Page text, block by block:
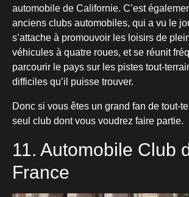
automobile de Californie. C’est
anciens clubs automobiles, qui a vu le
s’attache à promouvoir les loisirs de
véhicules à quatre roues, et se réunit
parcourir le pays sur les pistes tout-
difficiles qu’il puisse trouver.
Donc si vous êtes un grand fan de tout-
seul club dont vous voudrez faire partie.
11. Automobile Club
France